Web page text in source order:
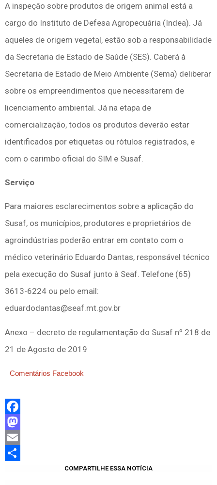
A inspeção sobre produtos de origem animal está a
cargo do Instituto de Defesa Agropecuária (Indea). Já
aqueles de origem vegetal, estão sob a responsabilidade
da Secretaria de Estado de Saúde (SES). Caberá à
Secretaria de Estado de Meio Ambiente (Sema) deliberar
sobre os empreendimentos que necessitarem de
licenciamento ambiental. Já na etapa de
comercialização, todos os produtos deverão estar
identificados por etiquetas ou rótulos registrados, e
com o carimbo oficial do SIM e Susaf.
Serviço
Para maiores esclarecimentos sobre a aplicação do
Susaf, os municípios, produtores e proprietários de
agroindústrias poderão entrar em contato com o
médico veterinário Eduardo Dantas, responsável técnico
pela execução do Susaf junto à Seaf. Telefone (65)
3613-6224 ou pelo email:
eduardodantas@seaf.mt.gov.br
Anexo – decreto de regulamentação do Susaf nº 218 de
21 de Agosto de 2019
Comentários Facebook
Facebook
Mastodon
Email
COMPARTILHE ESSA NOTÍCIA